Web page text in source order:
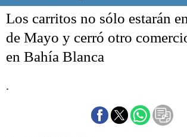
El mundo
Fútbol
Federal A
Los carritos no sólo estarán
de Mayo y cerró otro
en Bahía Blanca
.